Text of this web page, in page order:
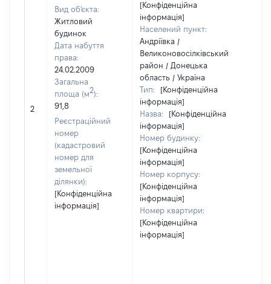
2
Вид об'єкта:
Житловий
будинок
Дата набуття
права:
24.02.2009
Загальна
площа (м2):
91,8
Реєстраційний
номер
(кадастровий
номер для
земельної
ділянки):
[Конфіденційна
інформація]
[Конфіденційна
інформація]
Населений пункт:
Андріївка /
Великоновосілківський
район / Донецька
область / Україна
Тип:
[Конфіденційна
інформація]
Назва:
[Конфіденційна
інформація]
Номер будинку:
[Конфіденційна
інформація]
Номер корпусу:
[Конфіденційна
інформація]
Номер квартири:
[Конфіденційна
інформація]